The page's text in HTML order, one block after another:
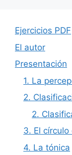
Ejercicios PDF
El autor
Presentación
1. La
2.
2.
3. El
4. La tónica